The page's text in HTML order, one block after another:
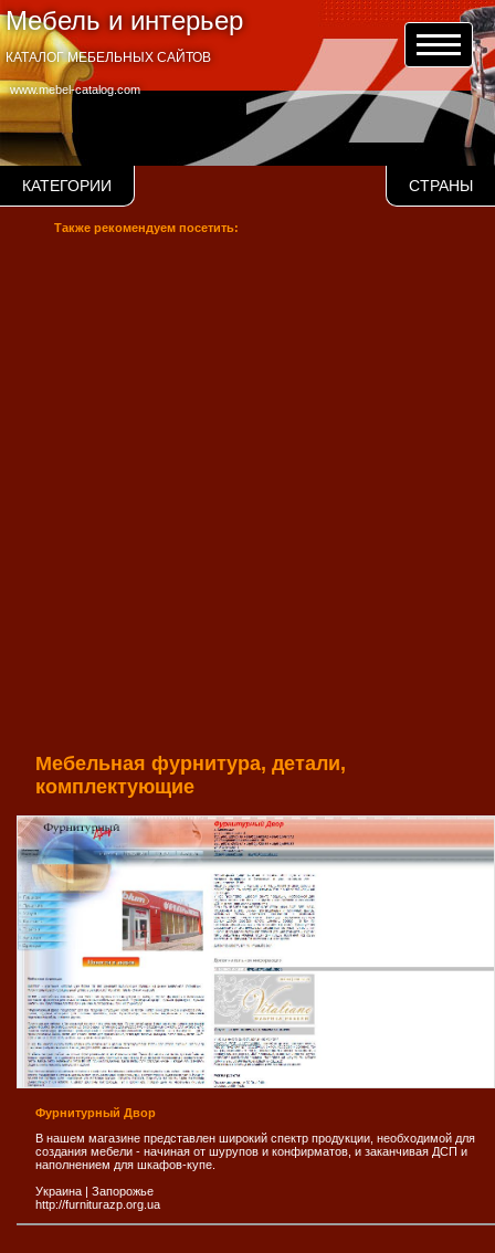
Мебель и интерьер
www.mebel-catalog.com
КАТАЛОГ МЕБЕЛЬНЫХ САЙТОВ
КАТЕГОРИИ СТРАНЫ
Также рекомендуем посетить:
Мебельная фурнитура, детали,
комплектующие
Фурнитурный Двор
В нашем магазине представлен широкий спектр продукции, необходимой для
создания мебели - начиная от шурупов и конфирматов, и заканчивая ДСП и
наполнением для шкафов-купе.
Украина | Запорожье
http://furniturazp.org.ua